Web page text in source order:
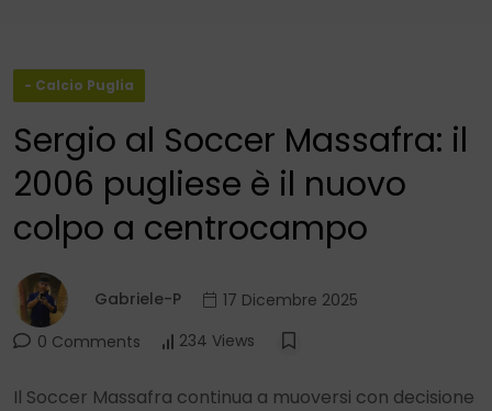
- Calcio Puglia
Sergio al Soccer Massafra: il
2006 pugliese è il nuovo
colpo a centrocampo
Gabriele-P
17 Dicembre 2025
0 Comments
234 Views
Il Soccer Massafra continua a muoversi con decisione